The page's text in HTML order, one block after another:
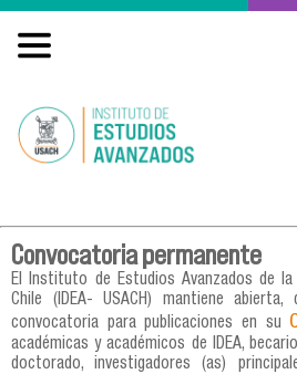
Convocatoria permanente
El Instituto de Estudios Avanzados de la
Chile (IDEA- USACH) mantiene abierta,
convocatoria para publicaciones en su
académicas y académicos de IDEA,
doctorado, investigadores (as)